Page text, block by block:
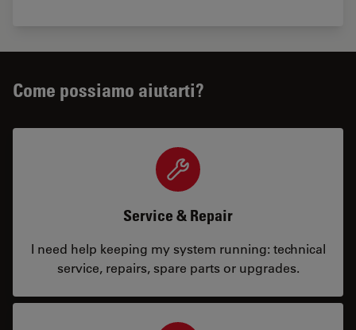
Come possiamo aiutarti?
Service & Repair
I need help keeping my system running: technical
service, repairs, spare parts or upgrades.